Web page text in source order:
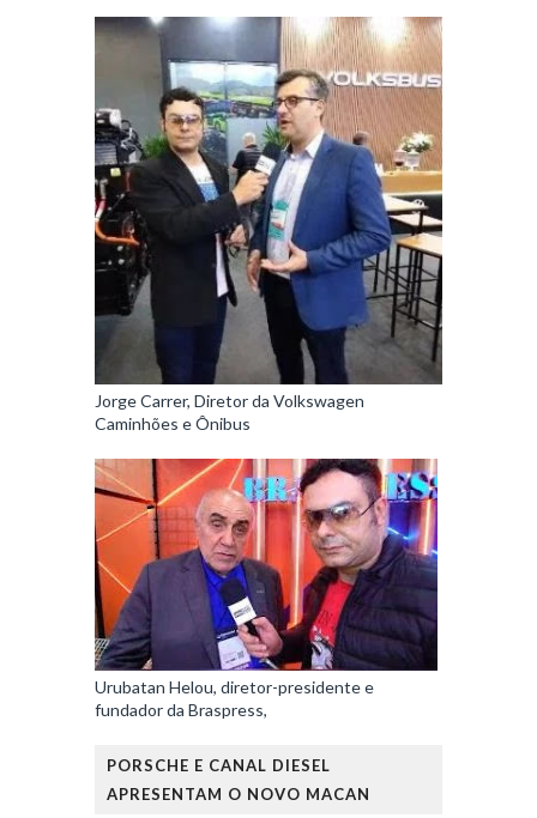
Jorge Carrer, Diretor da Volkswagen
Caminhões e Ônibus
Urubatan Helou, diretor-presidente e
fundador da Braspress,
PORSCHE E CANAL DIESEL
APRESENTAM O NOVO MACAN